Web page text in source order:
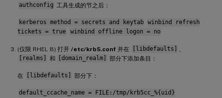
authconfig 工具生成的节之后：
kerberos method = secrets and keytab
winbind refresh
tickets = true
winbind offline logon = no
(仅限 RHEL 8) 打开 /etc/krb5.conf 并在 [libdefaults]
[realms]
和 [domain_realm] 部分下添加条目：
在 [libdefaults] 部分下：
default_ccache_name = FILE:/tmp/krb5cc_%{uid}